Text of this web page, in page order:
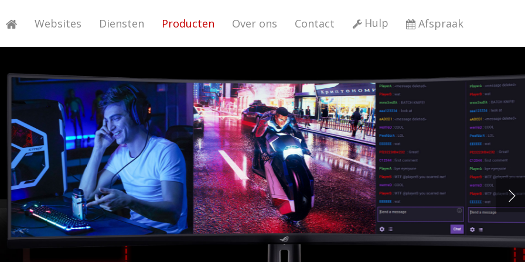
Websites Diensten Producten Over ons Contact Hulp Afspraak